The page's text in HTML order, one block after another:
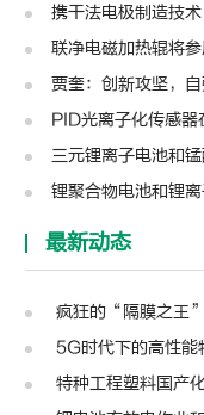
携干法电极制造技术，
联净电磁加热辊将参
贾奎：创新攻坚，自强不
PID光离子化传感器
三元锂离子电池和
锂聚合物电池和锂
最新动态
疯狂的“隔膜之王”
5G时代下的高性能特种工
特种工程塑料国产